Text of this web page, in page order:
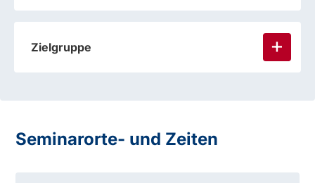
Zielgruppe
Seminarorte- und Zeiten